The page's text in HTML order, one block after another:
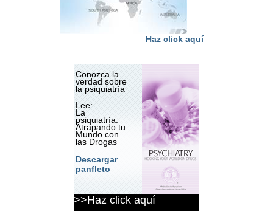
Haz click aquí
Conozca la
verdad sobre
la psiquiatría
Lee:
La
psiquiatría:
Atrapando tu
Mundo con
las Drogas
Descargar
panfleto
>>Haz click aquí